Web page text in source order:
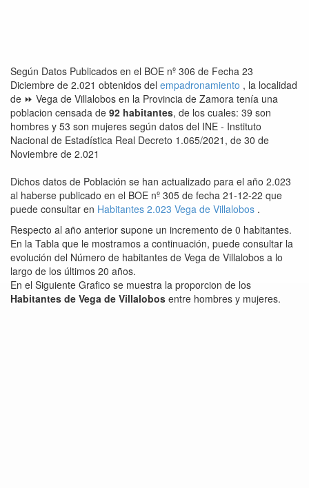
Según Datos Publicados en el BOE nº 306 de Fecha 23
Diciembre de 2.021 obtenidos del empadronamiento , la localidad
de ⏩ Vega de Villalobos en la Provincia de Zamora tenía una
poblacion censada de 92 habitantes, de los cuales: 39 son
hombres y 53 son mujeres según datos del INE - Instituto
Nacional de Estadística Real Decreto 1.065/2021, de 30 de
Noviembre de 2.021
Dichos datos de Población se han actualizado para el año 2.023
al haberse publicado en el BOE nº 305 de fecha 21-12-22 que
puede consultar en Habitantes 2.023 Vega de Villalobos .
Respecto al año anterior supone un incremento de 0 habitantes.
En la Tabla que le mostramos a continuación, puede consultar la
evolución del Número de habitantes de Vega de Villalobos a lo
largo de los últimos 20 años.
En el Siguiente Grafico se muestra la proporcion de los
Habitantes de Vega de Villalobos entre hombres y mujeres.